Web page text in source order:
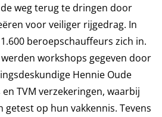
weg terug te dringen door
voor veiliger rijgedrag. In
beroepschauffeurs zich in.
workshops gegeven door
Hennie Oude
TVM verzekeringen, waarbij
op hun vakkennis. Tevens